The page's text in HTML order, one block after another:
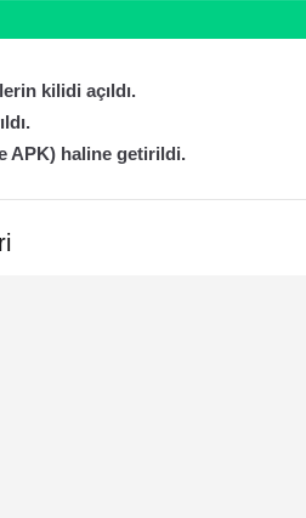
kilidi açıldı.
APK) haline getirildi.